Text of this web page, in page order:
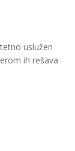
uslužen
ih rešava